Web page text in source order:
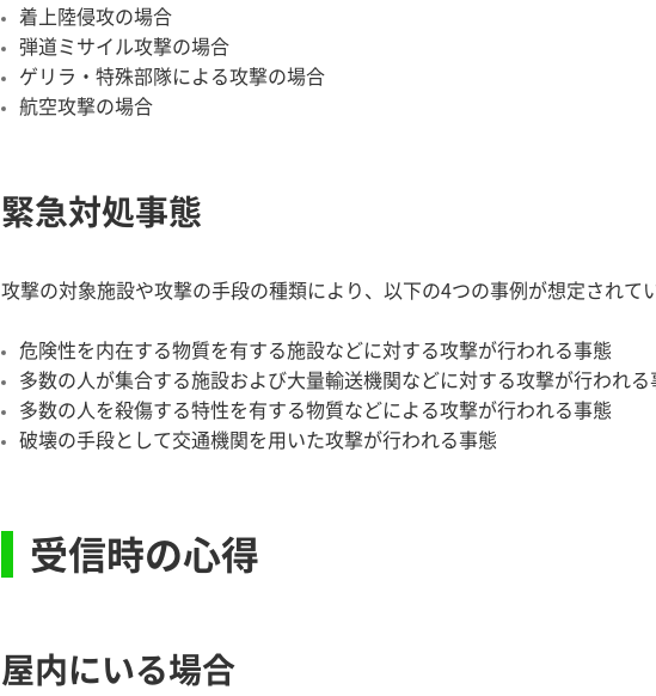
着上陸侵攻の場合
弾道ミサイル攻撃の場合
ゲリラ・特殊部隊による攻撃の場合
航空攻撃の場合
緊急対処事態
攻撃の対象施設や攻撃の手段の種類により、以下の4つの事例が想定されて
危険性を内在する物質を有する施設などに対する攻撃が行われる事態
多数の人が集合する施設および大量輸送機関などに対する攻撃が行われる
多数の人を殺傷する特性を有する物質などによる攻撃が行われる事態
破壊の手段として交通機関を用いた攻撃が行われる事態
受信時の心得
屋内にいる場合